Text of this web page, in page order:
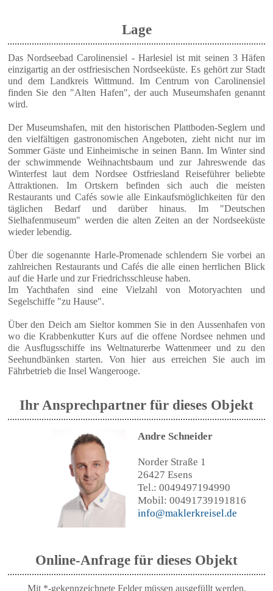
Lage
Das Nordseebad Carolinensiel - Harlesiel ist mit seinen 3 Häfen
einzigartig an der ostfriesischen Nordseeküste. Es gehört zur Stadt
und dem Landkreis Wittmund. Im Centrum von Carolinensiel
finden Sie den "Alten Hafen", der auch Museumshafen genannt
wird.
Der Museumshafen, mit den historischen Plattboden-Seglern und
den vielfältigen gastronomischen Angeboten, zieht nicht nur im
Sommer Gäste und Einheimische in seinen Bann. Im Winter sind
der schwimmende Weihnachtsbaum und zur Jahreswende das
Winterfest laut dem Nordsee Ostfriesland Reiseführer beliebte
Attraktionen. Im Ortskern befinden sich auch die meisten
Restaurants und Cafés sowie alle Einkaufsmöglichkeiten für den
täglichen Bedarf und darüber hinaus. Im "Deutschen
Sielhafenmuseum" werden die alten Zeiten an der Nordseeküste
wieder lebendig.
Über die sogenannte Harle-Promenade schlendern Sie vorbei an
zahlreichen Restaurants und Cafés die alle einen herrlichen Blick
auf die Harle und zur Friedrichsschleuse haben.
Im Yachthafen sind eine Vielzahl von Motoryachten und
Segelschiffe "zu Hause".
Über den Deich am Sieltor kommen Sie in den Aussenhafen von
wo die Krabbenkutter Kurs auf die offene Nordsee nehmen und
die Ausflugsschiffe ins Weltnaturerbe Wattenmeer und zu den
Seehundbänken starten. Von hier aus erreichen Sie auch im
Fährbetrieb die Insel Wangerooge.
Ihr Ansprechpartner für dieses Objekt
Andre Schneider
Norder Straße 1
26427 Esens
Tel.: 0049497194990
Mobil: 00491739191816
info@maklerkreisel.de
Online-Anfrage für dieses Objekt
Mit *-gekennzeichnete Felder müssen ausgefüllt werden.